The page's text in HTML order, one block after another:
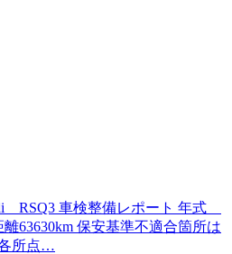
車検整備レポート 年式
63630km 保安基準不適合箇所は
所点…